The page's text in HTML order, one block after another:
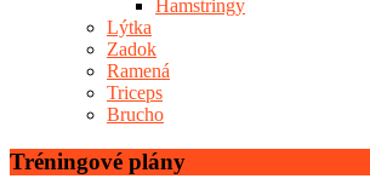
Hamstringy
Lýtka
Zadok
Ramená
Triceps
Brucho
Tréningové plány